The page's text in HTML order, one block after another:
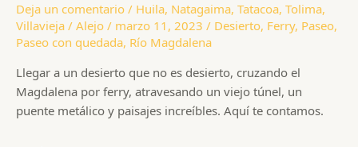
Deja un comentario / Huila, Natagaima, Tatacoa, Tolima,
Villavieja / Alejo / marzo 11, 2023 / Desierto, Ferry, Paseo,
Paseo con quedada, Río Magdalena
Llegar a un desierto que no es desierto, cruzando el
Magdalena por ferry, atravesando un viejo túnel, un
puente metálico y paisajes increíbles. Aquí te contamos.